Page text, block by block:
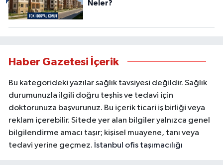
Neler?
Haber Gazetesi İçerik
Bu kategorideki yazılar sağlık tavsiyesi değildir. Sağlık
durumunuzla ilgili doğru teşhis ve tedavi için
doktorunuza başvurunuz. Bu içerik ticari iş birliği veya
reklam içerebilir. Sitede yer alan bilgiler yalnızca genel
bilgilendirme amacı taşır; kişisel muayene, tanı veya
tedavi yerine geçmez. İstanbul ofis taşımacılığı